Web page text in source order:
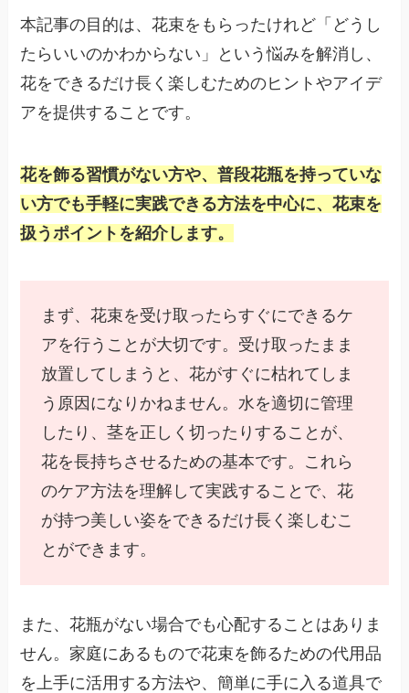
本記事の目的は、花束をもらったけれど「どうし
たらいいのかわからない」という悩みを解消し、
花をできるだけ長く楽しむためのヒントやアイデ
アを提供することです。
花を飾る習慣がない方や、普段花瓶を持っていな
い方でも手軽に実践できる方法を中心に、花束を
扱うポイントを紹介します。
まず、花束を受け取ったらすぐにできるケ
アを行うことが大切です。受け取ったまま
放置してしまうと、花がすぐに枯れてしま
う原因になりかねません。水を適切に管理
したり、茎を正しく切ったりすることが、
花を長持ちさせるための基本です。これら
のケア方法を理解して実践することで、花
が持つ美しい姿をできるだけ長く楽しむこ
とができます。
また、花瓶がない場合でも心配することはありま
せん。家庭にあるもので花束を飾るための代用品
を上手に活用する方法や、簡単に手に入る道具で